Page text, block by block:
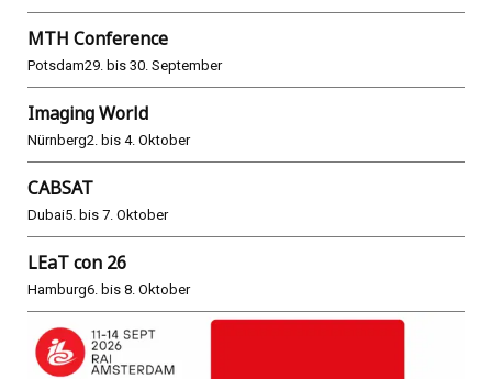
MTH Conference
Potsdam29. bis 30. September
Imaging World
Nürnberg2. bis 4. Oktober
CABSAT
Dubai5. bis 7. Oktober
LEaT con 26
Hamburg6. bis 8. Oktober